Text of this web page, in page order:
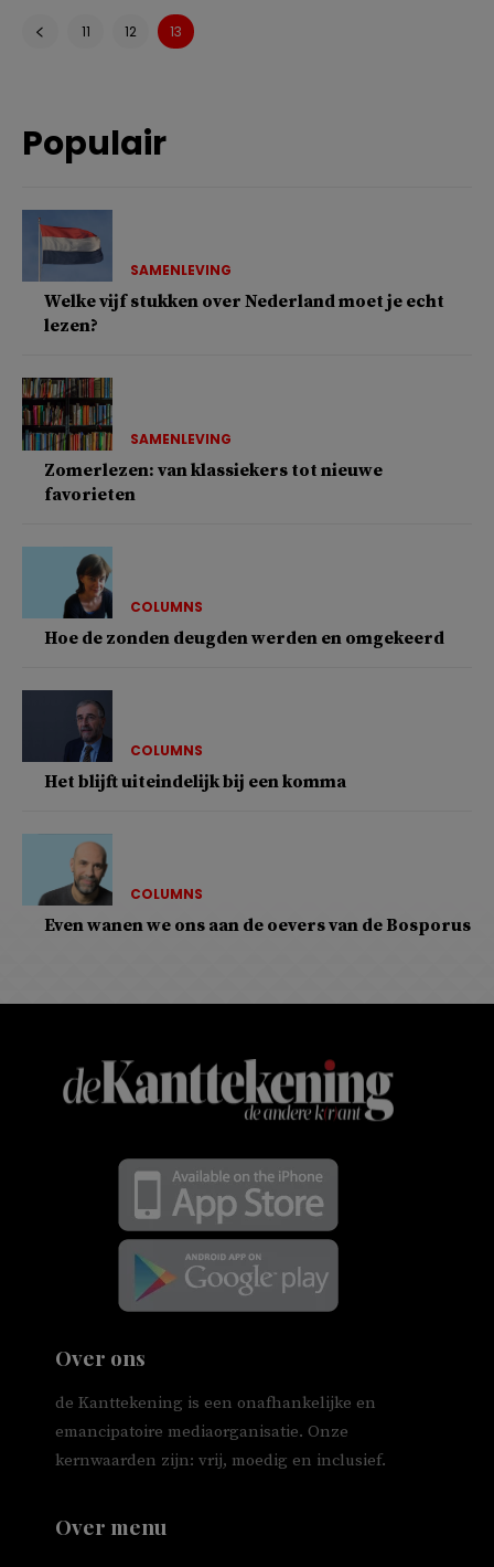
11 12 13
Populair
SAMENLEVING
Welke vijf stukken over Nederland moet je echt
lezen?
SAMENLEVING
Zomerlezen: van klassiekers tot nieuwe
favorieten
COLUMNS
Hoe de zonden deugden werden en omgekeerd
COLUMNS
Het blijft uiteindelijk bij een komma
COLUMNS
Even wanen we ons aan de oevers van de Bosporus
Over ons
de Kanttekening is een onafhankelijke en
emancipatoire mediaorganisatie. Onze
kernwaarden zijn: vrij, moedig en inclusief.
Over menu